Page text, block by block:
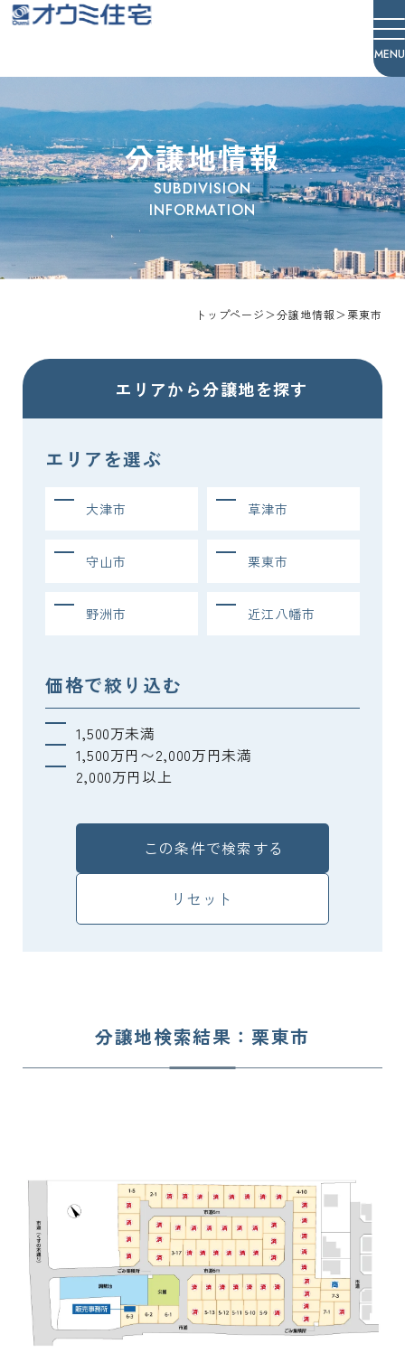
分譲地情報
トップページ＞分譲地情報＞栗東市
エリアから分譲地を探す
エリアを選ぶ
大津市 草津市
守山市 栗東市
野洲市 近江八幡市
価格で絞り込む
1,500万未満
1,500万円〜2,000万円未満
2,000万円以上
この条件で検索する
リセット
分譲地検索結果：栗東市